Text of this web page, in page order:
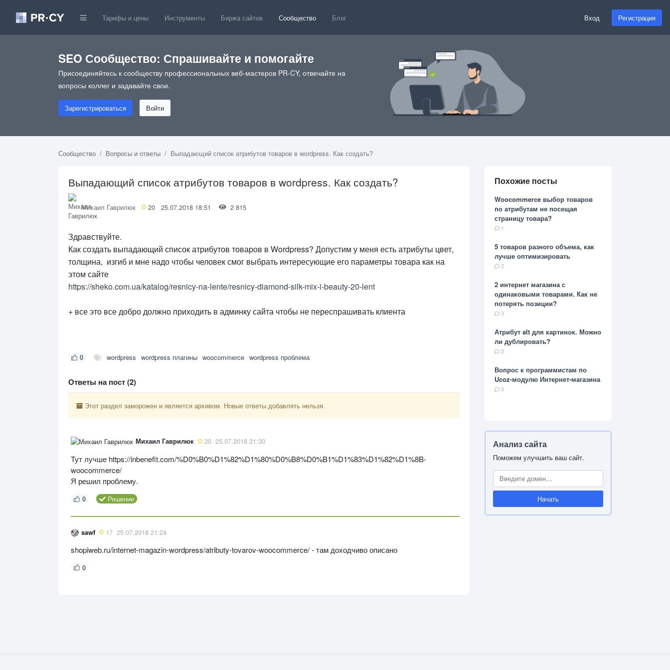
Тарифы и цены Инструменты Биржа сайтов Сообщество Блог Вход Регистрация
SEO Сообщество: Спрашивайте и помогайте
Присоединяйтесь к сообществу профессиональных веб-мастеров PR-CY, отвечайте на
вопросы коллег и задавайте свои.
Зарегистрироваться Войти
Сообщество Вопросы и ответы Выпадающий список атрибутов товаров в wordpress. Как создать?
Выпадающий список атрибутов товаров в wordpress. Как создать?
Михаил Гаврилюк 20 25.07.2018 18:51 2 815
Здравствуйте.
Как создать выпадающий список атрибутов товаров в Wordpress? Допустим у меня есть атрибуты цвет,
толщина, изгиб и мне надо чтобы человек смог выбрать интересующие его параметры товара как на
этом сайте
https://sheko.com.ua/katalog/resnicy-na-lente/resnicy-diamond-silk-mix-i-beauty-20-lent
+ все это все добро должно приходить в админку сайта чтобы не переспрашивать клиента
0 wordpress wordpress плагины woocommerce wordpress проблема
Ответы на пост (2)
Этот раздел заморожен и является архивом. Новые ответы добавлять нельзя.
Михаил Гаврилюк 20 25.07.2018 21:30
Тут лучше https://inbenefit.com/%D0%B0%D1%82%D1%80%D0%B8%D0%B1%D1%83%D1%82%D1%8B-
woocommerce/
Я решил проблему.
0 Решение
sawf 17 25.07.2018 21:24
shopiweb.ru/internet-magazin-wordpress/atributy-tovarov-woocommerce/ - там доходчиво описано
0
Похожие посты
Woocommerce выбор товаров
по атрибутам не посещая
страницу товара?
1
5 товаров разного объема, как
лучше оптимизировать
5
2 интернет магазина с
одинаковыми товарами. Как не
потерять позиции?
3
Атрибут alt для картинок. Можно
ли дублировать?
3
Вопрос к программистам по
Ucoz-модулю Интернет-магазина
3
Анализ сайта
Поможем улучшить ваш сайт.
Начать